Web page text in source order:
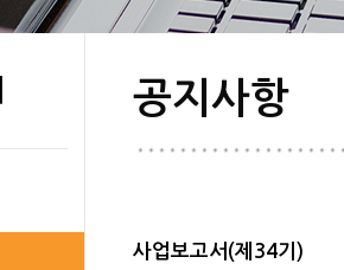
공지사항
사업보고서(제34기)